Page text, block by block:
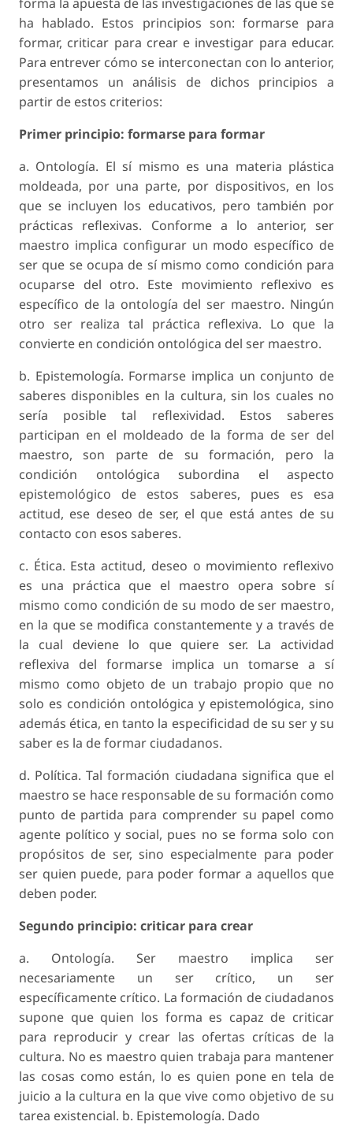
ha hablado. Estos principios son: formarse para
formar, criticar para crear e investigar para educar.
Para entrever cómo se interconectan con lo anterior,
presentamos un análisis de dichos principios a
partir de estos criterios:
Primer principio: formarse para formar
a. Ontología. El sí mismo es una materia plástica
moldeada, por una parte, por dispositivos, en los
que se incluyen los educativos, pero también por
prácticas reflexivas. Conforme a lo anterior, ser
maestro implica configurar un modo específico de
ser que se ocupa de sí mismo como condición para
ocuparse del otro. Este movimiento reflexivo es
específico de la ontología del ser maestro. Ningún
otro ser realiza tal práctica reflexiva. Lo que la
convierte en condición ontológica del ser maestro.
b. Epistemología. Formarse implica un conjunto de
saberes disponibles en la cultura, sin los cuales no
sería posible tal reflexividad. Estos saberes
participan en el moldeado de la forma de ser del
maestro, son parte de su formación, pero la
condición ontológica subordina el aspecto
epistemológico de estos saberes, pues es esa
actitud, ese deseo de ser, el que está antes de su
contacto con esos saberes.
c. Ética. Esta actitud, deseo o movimiento reflexivo
es una práctica que el maestro opera sobre sí
mismo como condición de su modo de ser maestro,
en la que se modifica constantemente y a través de
la cual deviene lo que quiere ser. La actividad
reflexiva del formarse implica un tomarse a sí
mismo como objeto de un trabajo propio que no
solo es condición ontológica y epistemológica, sino
además ética, en tanto la especificidad de su ser y su
saber es la de formar ciudadanos.
d. Política. Tal formación ciudadana significa que el
maestro se hace responsable de su formación como
punto de partida para comprender su papel como
agente político y social, pues no se forma solo con
propósitos de ser, sino especialmente para poder
ser quien puede, para poder formar a aquellos que
deben poder.
Segundo principio: criticar para crear
a. Ontología. Ser maestro implica ser
necesariamente un ser crítico, un ser
específicamente crítico. La formación de ciudadanos
supone que quien los forma es capaz de criticar
para reproducir y crear las ofertas críticas de la
cultura. No es maestro quien trabaja para mantener
las cosas como están, lo es quien pone en tela de
juicio a la cultura en la que vive como objetivo de su
tarea existencial. b. Epistemología. Dado